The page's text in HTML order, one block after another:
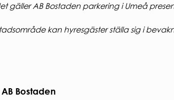
gäller AB Bostaden parkering i Umeå
kan hyresgäster ställa sig i
Bostaden